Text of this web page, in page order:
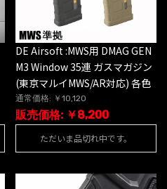
DE Airsoft :MWS用 DMAG GEN
M3 Window 35連 ガスマガジン
(東京マルイMWS/AR対応) 各色
通常価格: ￥10,120
販売価格: ￥8,200
ただいま品切れ中です。